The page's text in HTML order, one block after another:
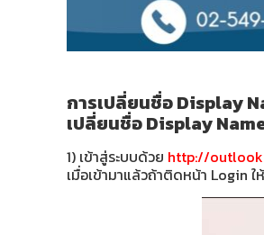
การเปลี่ยนชื่อ Display
เปลี่ยนชื่อ Display
1) เข้าสู่ระบบด้วย http://
เมื่อเข้ามาแล้วถ้าติดหน้า Login